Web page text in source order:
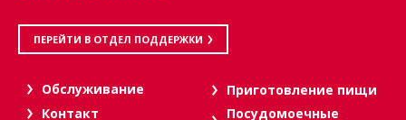
ПЕРЕЙТИ В ОТДЕЛ ПОДДЕРЖКИ
Oбслуживание
Контакт
Приготовление пищи
Посудомоечные